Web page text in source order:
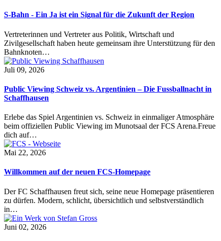
S-Bahn - Ein Ja ist ein Signal für die Zukunft der Region
Vertreterinnen und Vertreter aus Politik, Wirtschaft und
Zivilgesellschaft haben heute gemeinsam ihre Unterstützung für den
Bahnknoten…
Juli 09, 2026
Public Viewing Schweiz vs. Argentinien – Die Fussballnacht in
Schaffhausen
Erlebe das Spiel Argentinien vs. Schweiz in einmaliger Atmosphäre
beim offiziellen Public Viewing im Munotsaal der FCS Arena.Freue
dich auf…
Mai 22, 2026
Willkommen auf der neuen FCS-Homepage
Der FC Schaffhausen freut sich, seine neue Homepage präsentieren
zu dürfen. Modern, schlicht, übersichtlich und selbstverständlich
in…
Juni 02, 2026